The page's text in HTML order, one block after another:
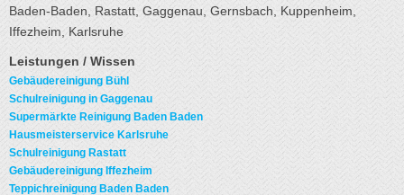
Baden-Baden, Rastatt, Gaggenau, Gernsbach, Kuppenheim,
Iffezheim, Karlsruhe
Leistungen / Wissen
Gebäudereinigung Bühl
Schulreinigung in Gaggenau
Supermärkte Reinigung Baden Baden
Hausmeisterservice Karlsruhe
Schulreinigung Rastatt
Gebäudereinigung Iffezheim
Teppichreinigung Baden Baden